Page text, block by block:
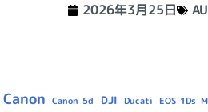
2026年3月25日
Canon Canon 5d DJI Ducati EOS 1Ds